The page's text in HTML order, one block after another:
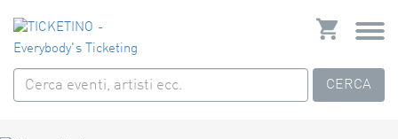
CERCA